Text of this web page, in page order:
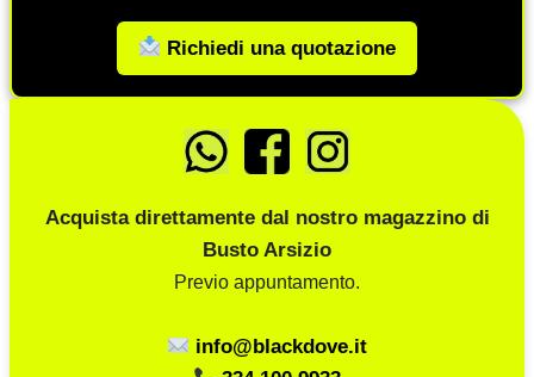
Richiedi una quotazione
Acquista direttamente dal nostro magazzino di
Busto Arsizio
Previo appuntamento.
info@blackdove.it